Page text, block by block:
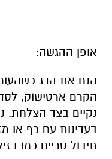
אופן ההגשה:
הנח את הדג
הקרם ארטישוק,
נקיים בצד הצלחת.
בעדינות עם כף או
תיבול טריים כמו